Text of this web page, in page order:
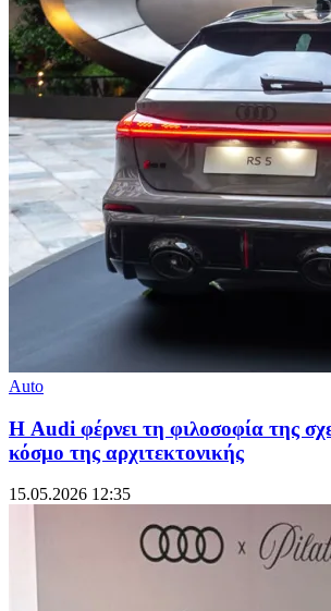
Auto
Η Audi φέρνει τη φιλοσοφία της
κόσμο της αρχιτεκτονικής
15.05.2026 12:35